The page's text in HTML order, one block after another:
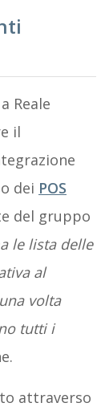
Reale
il
dei POS
del gruppo
le lista delle
al
volta
tutti i
attraverso